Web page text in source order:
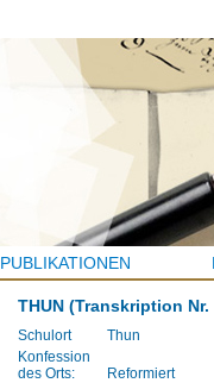
PUBLIKATIONEN
THUN (Transkription Nr.
Schulort
Thun
Konfession
des Orts:
Reformiert